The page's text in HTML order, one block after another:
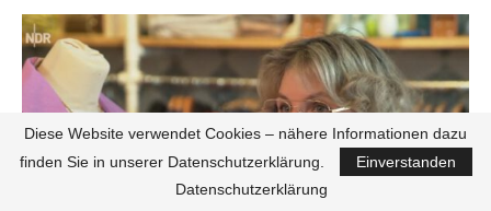
Diese Website verwendet Cookies – nähere Informationen dazu
finden Sie in unserer Datenschutzerklärung.
Einverstanden
Datenschutzerklärung